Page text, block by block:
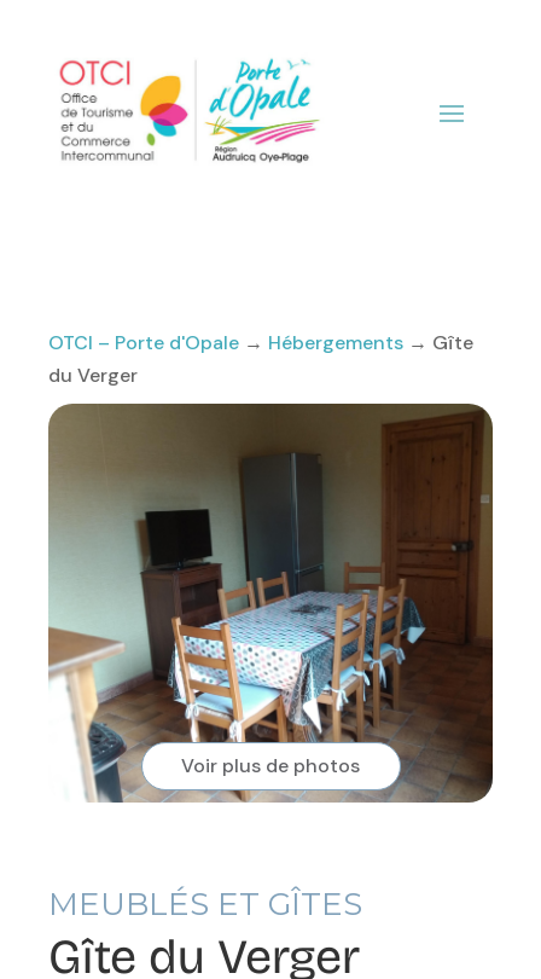
OTCI – Porte d'Opale → Hébergements → Gîte
du Verger
Voir plus de photos
MEUBLÉS ET GÎTES
Gîte du Verger